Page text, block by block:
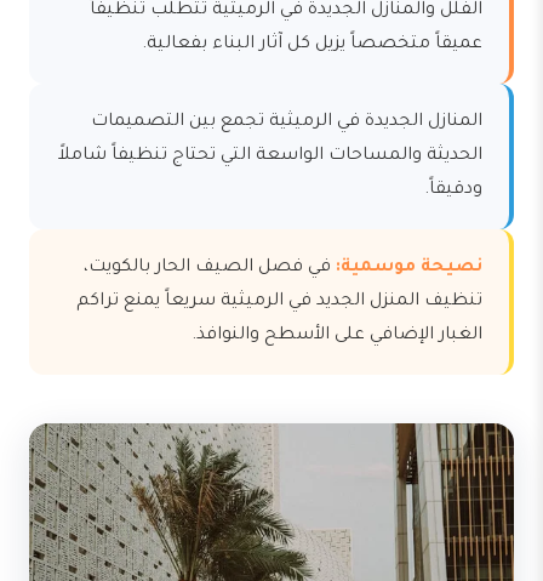
الفلل والمنازل الجديدة في الرميثية تتطلب تنظيفاً
عميقاً متخصصاً يزيل كل آثار البناء بفعالية.
المنازل الجديدة في الرميثية تجمع بين التصميمات
الحديثة والمساحات الواسعة التي تحتاج تنظيفاً شاملاً
ودقيقاً.
نصيحة موسمية: في فصل الصيف الحار بالكويت،
تنظيف المنزل الجديد في الرميثية سريعاً يمنع تراكم
الغبار الإضافي على الأسطح والنوافذ.